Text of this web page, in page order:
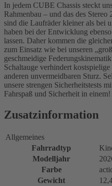
In jedem CUBE Chassis steckt
Rahmenbau – und das des
sind die Laufräder kleiner als bei
haben bei der Entwicklung
lassen. Daher kommen die
zum Einsatz wie bei unseren
geschmeidige
Schaltauge verhindert
anderen unvermeidbaren Sturz.
unsere strengen Sicherheitstests
Fahrspaß und Sicherheit in einem!
Zusatzinformation
Allgemeines
Fahrradtyp
Modelljahr
Farbe
Gewicht